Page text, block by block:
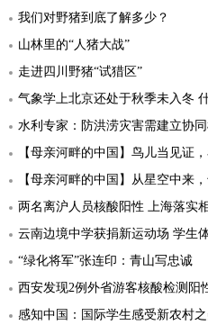
我们对野猪到底了解多少？
山林里的“人猪大战”
走进四川野猪“试猎区”
气象学上北京还处于秋季未入冬
水利专家：防洪涝灾害需建立协同
【母亲河畔的中国】鸟儿当见证
【母亲河畔的中国】从星空中来
两名离沪人员核酸阳性 上海落实
云南边境中学获捐新运动场 学生
“绿化将军”张连印：青山写忠诚
西安发现2例外省游客核酸检测阳
感知中国：国际学生感受新农村